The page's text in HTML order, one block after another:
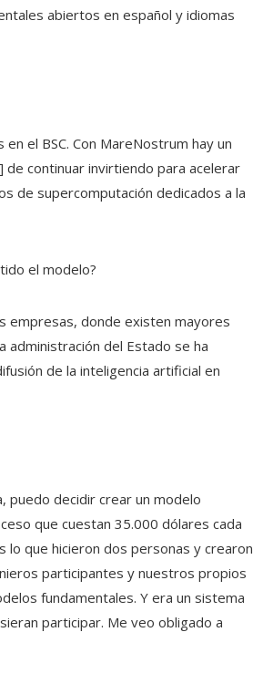
abiertos en español y idiomas
el BSC. Con MareNostrum hay un
de continuar invirtiendo para acelerar
de supercomputación dedicados a la
el modelo?
empresas, donde existen mayores
administración del Estado se ha
de la inteligencia artificial en
puedo decidir crear un modelo
que cuestan 35.000 dólares cada
lo que hicieron dos personas y crearon
participantes y nuestros propios
fundamentales. Y era un sistema
participar. Me veo obligado a